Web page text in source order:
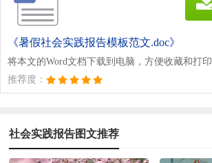
《暑假社会实践报告模板范文.doc》
将本文的Word文档下载到电脑，方便收藏和打印
推荐度：
社会实践报告图文推荐